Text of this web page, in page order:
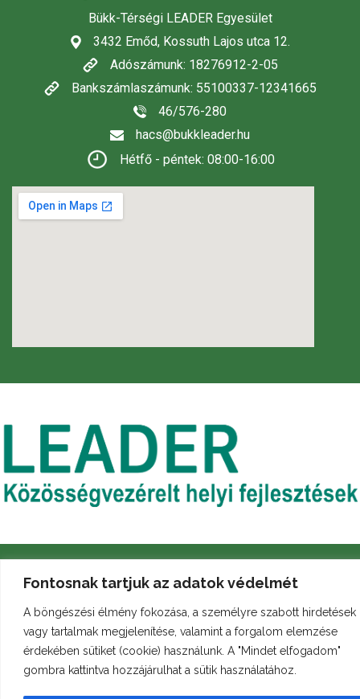
Fontosnak tartjuk az adatok védelmét
A böngészési élmény fokozása, a személyre szabott hirdetések
vagy tartalmak megjelenítése, valamint a forgalom elemzése
érdekében sütiket (cookie) használunk. A "Mindet elfogadom"
gombra kattintva hozzájárulhat a sütik használatához.
Bükk-Térségi LEADER Egyesület
3432 Emőd, Kossuth Lajos utca 12.
Adószámunk: 18276912-2-05
Bankszámlaszámunk: 55100337-12341665
46/576-280
hacs@bukkleader.hu
Hétfő - péntek: 08:00-16:00
Archívum Galéria Arculati kézikönyv